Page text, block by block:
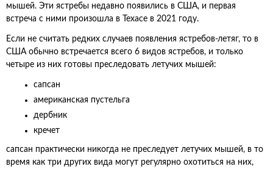
мышей. Эти ястребы недавно появились в США, и первая
встреча с ними произошла в Техасе в 2021 году.
Если не считать редких случаев появления ястребов-летяг, то в
США обычно встречается всего 6 видов ястребов, и только
четыре из них готовы преследовать летучих мышей:
сапсан
американская пустельга
дербник
кречет
сапсан практически никогда не преследует летучих мышей, в то
время как три других вида могут регулярно охотиться на них,